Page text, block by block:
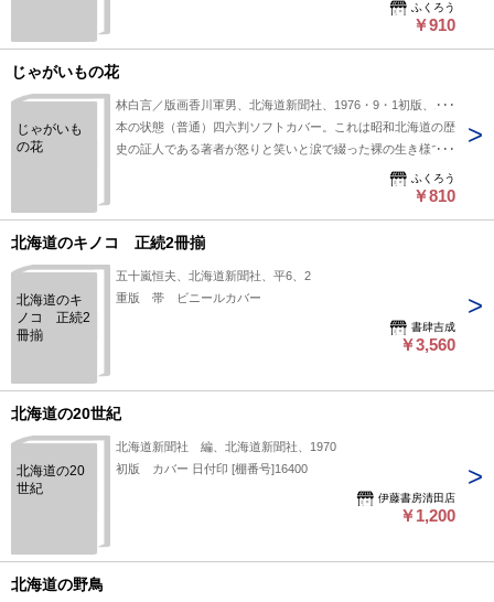
ふくろう
￥910
じゃがいもの花
じゃがいも
の花
林白言／版画香川軍男、北海道新聞社、1976・9・1初版、1冊
本の状態（普通）四六判ソフトカバー。これは昭和北海道の歴
史の証人である著者が怒りと笑いと涙で綴った裸の生き様です
ふくろう
￥810
北海道のキノコ 正続2冊揃
北海道のキ
ノコ 正続2
冊揃
五十嵐恒夫、北海道新聞社、平6、2
重版 帯 ビニールカバー
書肆吉成
￥3,560
北海道の20世紀
北海道の20
世紀
北海道新聞社 編、北海道新聞社、1970
初版 カバー 日付印 [棚番号]16400
伊藤書房清田店
￥1,200
北海道の野鳥